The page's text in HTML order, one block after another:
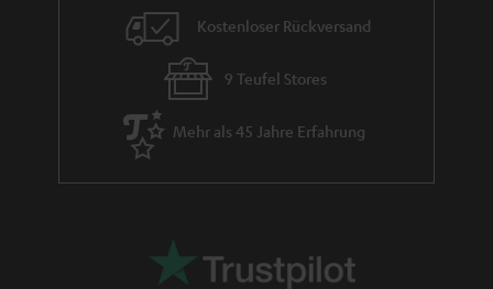
Ohrhörer wieder. Im Zusammenspiel entsteht dann das elegante Stereo-
Panaroma bei TWS Kopfhörern.
Welche True Wireless Kopfhörer von Teufel eignen sich
Der Vorteil an unseren True Wireless Kopfhörern ist, dass sich alle Modelle
wie zum Beispiel einen Spritzwasserschutz suchen, so solltest du auch bei
zertifiziert nach IPX4. Damit sind diese In-Ears auch ein treuer Begleiter
bei Sport im Freien oder überall, wo sie gebraucht werden. Dank des
Kostenloser Rückversand
9 Teufel Stores
Mehr als 45 Jahre Erfahrung